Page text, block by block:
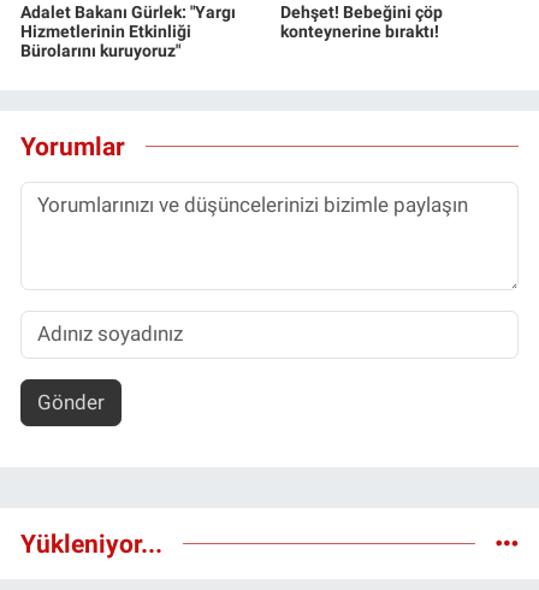
Adalet Bakanı Gürlek: "Yargı
Hizmetlerinin Etkinliği
Bürolarını kuruyoruz"
Dehşet! Bebeğini çöp
konteynerine bıraktı!
Yorumlar
Gönder
Yükleniyor...